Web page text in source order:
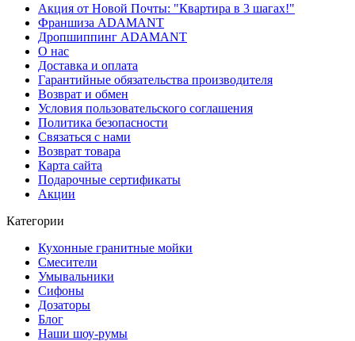
Акция от Новой Почты: "Квартира в 3 шагах!"
Франшиза ADAMANT
Дропшиппинг ADAMANT
О нас
Доставка и оплата
Гарантийные обязательства производителя
Возврат и обмен
Условия пользовательского соглашения
Политика безопасности
Связаться с нами
Возврат товара
Карта сайта
Подарочные сертификаты
Акции
Категории
Кухонные гранитные мойки
Смесители
Умывальники
Сифоны
Дозаторы
Блог
Наши шоу-румы